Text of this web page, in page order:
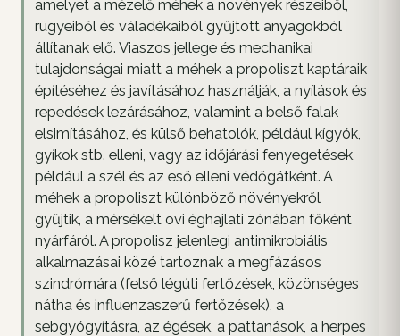
amelyet a mézelő méhek a növények részeiből,
rügyeiből és váladékaiból gyűjtött anyagokból
állítanak elő. Viaszos jellege és mechanikai
tulajdonságai miatt a méhek a propoliszt kaptáraik
építéséhez és javításához használják, a nyílások és
repedések lezárásához, valamint a belső falak
elsimításához, és külső behatolók, például kígyók,
gyíkok stb. elleni, vagy az időjárási fenyegetések,
például a szél és az eső elleni védőgátként. A
méhek a propoliszt különböző növényekről
gyűjtik, a mérsékelt övi éghajlati zónában főként
nyárfáról. A propolisz jelenlegi antimikrobiális
alkalmazásai közé tartoznak a megfázásos
szindrómára (felső légúti fertőzések, közönséges
nátha és influenzaszerű fertőzések), a
sebgyógyításra, az égések, a pattanások, a herpes